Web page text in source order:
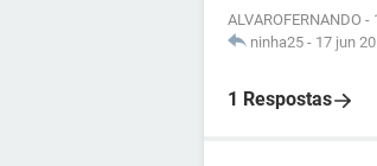
ALVAROFERNANDO -
ninha25 - 17 jun
1 Respostas